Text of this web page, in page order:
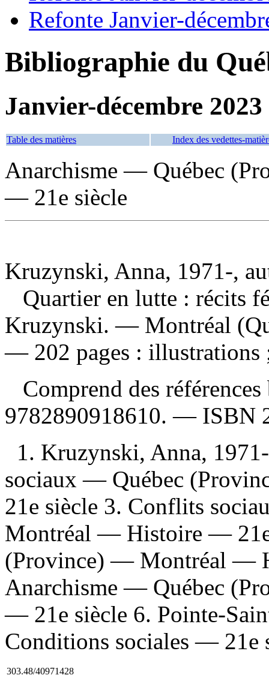
Refonte Janvier-
Bibliographie du
Janvier-décembre 2023
Table des matières Index des vedettes-
Anarchisme — Québec
— 21e siècle
Kruzynski, Anna, 1971-,
Quartier en lutte : récits
Kruzynski. — Montréal
— 202 pages : illustrations
Comprend des
9782890918610. — ISBN
1. Kruzynski, Anna,
sociaux — Québec
21e siècle 3. Conflits
Montréal — Histoire —
(Province) — Montréal —
Anarchisme — Québec
— 21e siècle 6. Pointe-
Conditions sociales — 21e
303.48/40971428